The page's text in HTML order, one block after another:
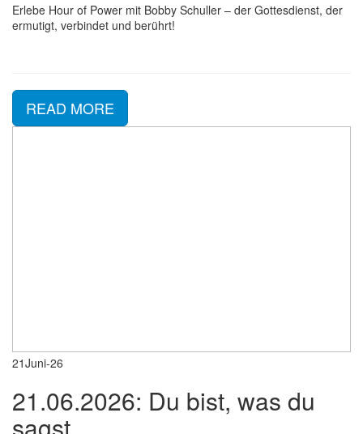
Erlebe Hour of Power mit Bobby Schuller – der Gottesdienst, der
ermutigt, verbindet und berührt!
READ MORE
21Juni-26
21.06.2026: Du bist, was du
sagst